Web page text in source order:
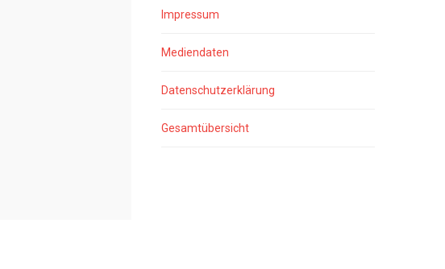
Impressum
Mediendaten
Datenschutzerklärung
Gesamtübersicht